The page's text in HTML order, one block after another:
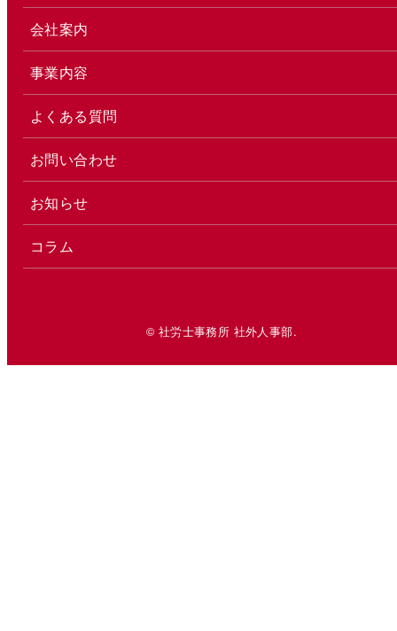
会社案内
事業内容
よくある質問
お問い合わせ
お知らせ
コラム
© 社労士事務所 社外人事部.